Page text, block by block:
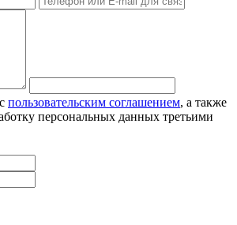
пользовательским соглашением, а также
персональных данных третьими